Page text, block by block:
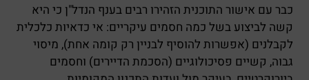
כבר עם אישור התוכנית הזהירו רבים בענף הנדל"ן כי היא
קשה לביצוע בשל כמה חסמים עיקריים: אי כדאיות כלכלית
לקבלנים (אפשרות להוסיף לבניין רק קומה אחת), מיסוי
גבוה, קשיים פסיכולוגיים (הסכמת הדיירים) וחסמים